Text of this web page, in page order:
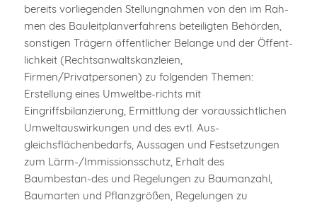
bereits vorliegenden Stellungnahmen von den im Rah-
men des Bauleitplanverfahrens beteiligten Behörden,
sonstigen Trägern öffentlicher Belange und der Öffent-
lichkeit (Rechtsanwaltskanzleien,
Firmen/Privatpersonen) zu folgenden Themen:
Erstellung eines Umweltbe-richts mit
Eingriffsbilanzierung, Ermittlung der voraussichtlichen
Umweltauswirkungen und des evtl. Aus-
gleichsflächenbedarfs, Aussagen und Festsetzungen
zum Lärm-/Immissionsschutz, Erhalt des
Baumbestan-des und Regelungen zu Baumanzahl,
Baumarten und Pflanzgrößen, Regelungen zu